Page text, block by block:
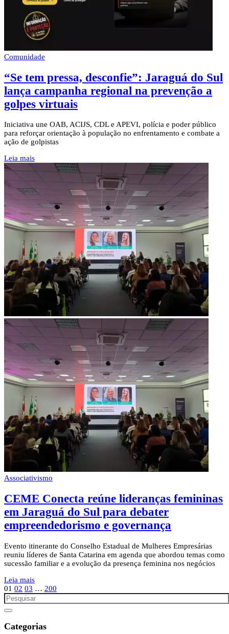
Comunidade
“Se tem pressa, desconfie”: Jaraguá do Sul
lança campanha regional na prevenção a
golpes virtuais
Iniciativa une OAB, ACIJS, CDL e APEVI, polícia e poder público
para reforçar orientação à população no enfrentamento e combate a
ação de golpistas
Leia mais
Associativismo
CEME Conecta reúne lideranças femininas
em Jaraguá do Sul para debater
empreendedorismo e governança
Evento itinerante do Conselho Estadual de Mulheres Empresárias
reuniu líderes de Santa Catarina em agenda que abordou temas como
sucessão familiar e a evolução da presença feminina nos negócios
Leia mais
01 02 03 … 200
Categorias